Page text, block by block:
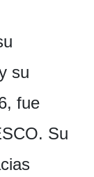
su
fue
Su